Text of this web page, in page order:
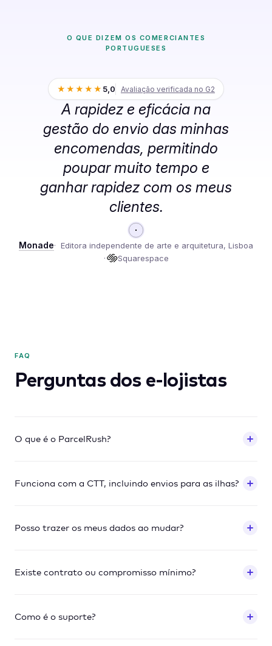
O QUE DIZEM OS COMERCIANTES
PORTUGUESES
★★★★★ 5,0 Avaliação verificada no G2
A rapidez e eficácia na
gestão do envio das minhas
encomendas, permitindo
poupar muito tempo e
ganhar rapidez com os meus
clientes.
Monade
Editora independente de arte e arquitetura, Lisboa
Squarespace
FAQ
Perguntas dos e-lojistas
O que é o ParcelRush?
Funciona com a CTT, incluindo envios para as ilhas?
Posso trazer os meus dados ao mudar?
Existe contrato ou compromisso mínimo?
Como é o suporte?